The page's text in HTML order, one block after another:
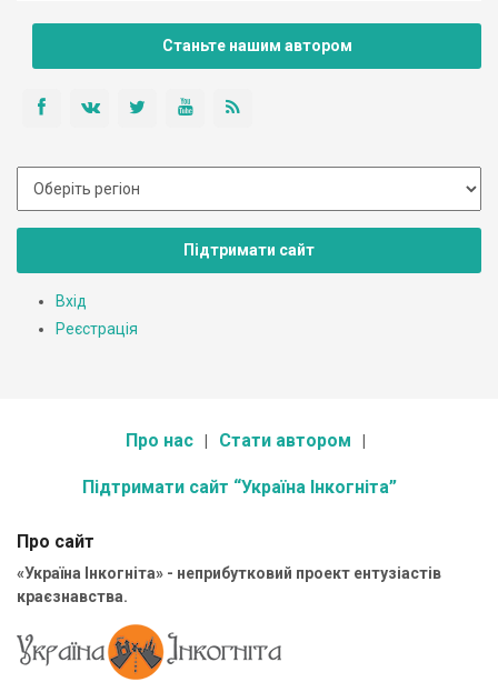
Станьте нашим автором
Підтримати сайт
Вхід
Реєстрація
Про нас Стати автором
Підтримати сайт “Україна Інкогніта”
Про сайт
«Україна Інкогніта» - неприбутковий проект ентузіастів
краєзнавства.